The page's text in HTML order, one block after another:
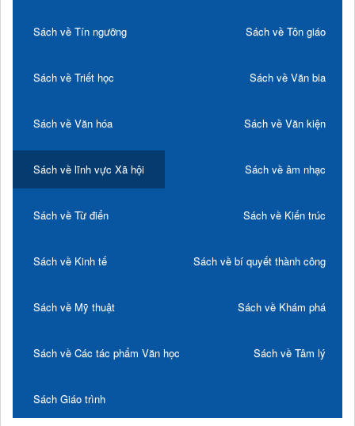
Sách về Tín ngưỡng Sách về Tôn giáo
Sách về Triết học Sách về Văn bia
Sách về Văn hóa Sách về Văn kiện
Sách về lĩnh vực Xã hội Sách về âm nhạc
Sách về Từ điển Sách về Kiến trúc
Sách về Kinh tế Sách về bí quyết thành công
Sách về Mỹ thuật Sách về Khám phá
Sách về Các tác phẩm Văn học Sách về Tâm lý
Sách Giáo trình